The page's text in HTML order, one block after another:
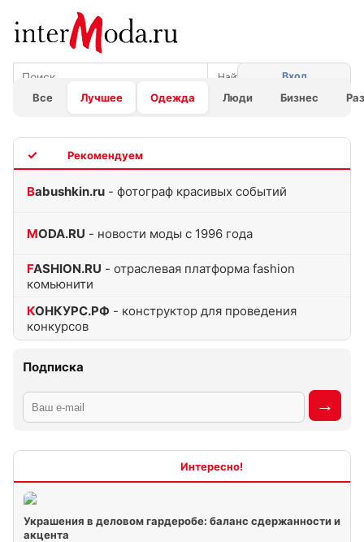
Все Лучшее Одежда Люди Бизнес
Вход
Babushkin.ru - фотограф красивых событий
MODA.RU - новости моды с 1996 года
FASHION.RU - отраслевая платформа fashion
комьюнити
КОНКУРС.РФ - конструктор для проведения
конкурсов
Подписка
Украшения в деловом гардеробе: баланс сдержанности и
акцента